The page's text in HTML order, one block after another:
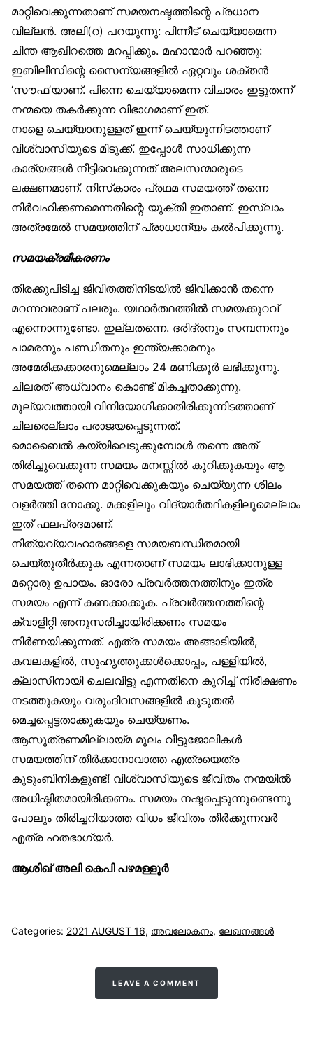
മാറ്റിവെക്കുന്നതാണ് സമയനഷ്ടത്തിന്റെ പ്രധാന
വില്ലൻ. അലി(റ) പറയുന്നു: പിന്നീട് ചെയ്യാമെന്ന
ചിന്ത ആഖിറത്തെ മറപ്പിക്കും. മഹാന്മാർ പറഞ്ഞു:
ഇബിലീസിന്റെ സൈന്യങ്ങളിൽ ഏറ്റവും ശക്തൻ
‘സൗഫ’യാണ്. പിന്നെ ചെയ്യാമെന്ന വിചാരം ഇട്ടുതന്ന്
നന്മയെ തകർക്കുന്ന വിഭാഗമാണ് ഇത്.
നാളെ ചെയ്യാനുള്ളത് ഇന്ന് ചെയ്യുന്നിടത്താണ്
വിശ്വാസിയുടെ മിടുക്ക്. ഇപ്പോൾ സാധിക്കുന്ന
കാര്യങ്ങൾ നീട്ടിവെക്കുന്നത് അലസന്മാരുടെ
ലക്ഷണമാണ്. നിസ്‌കാരം പ്രഥമ സമയത്ത് തന്നെ
നിർവഹിക്കണമെന്നതിന്റെ യുക്തി ഇതാണ്. ഇസ്‌ലാം
അത്രമേൽ സമയത്തിന് പ്രാധാന്യം കൽപിക്കുന്നു.
സമയക്രമീകരണം
തിരക്കുപിടിച്ച ജീവിതത്തിനിടയിൽ ജീവിക്കാൻ തന്നെ
മറന്നവരാണ് പലരും. യഥാർത്ഥത്തിൽ സമയക്കുറവ്
എന്നൊന്നുണ്ടോ. ഇല്ലതന്നെ. ദരിദ്രനും സമ്പന്നനും
പാമരനും പണ്ഡിതനും ഇന്ത്യക്കാരനും
അമേരിക്കക്കാരനുമെല്ലാം 24 മണിക്കൂർ ലഭിക്കുന്നു.
ചിലരത് അധ്വാനം കൊണ്ട് മികച്ചതാക്കുന്നു.
മൂല്യവത്തായി വിനിയോഗിക്കാതിരിക്കുന്നിടത്താണ്
ചിലരെല്ലാം പരാജയപ്പെടുന്നത്.
മൊബൈൽ കയ്യിലെടുക്കുമ്പോൾ തന്നെ അത്
തിരിച്ചുവെക്കുന്ന സമയം മനസ്സിൽ കുറിക്കുകയും ആ
സമയത്ത് തന്നെ മാറ്റിവെക്കുകയും ചെയ്യുന്ന ശീലം
വളർത്തി നോക്കൂ. മക്കളിലും വിദ്യാർത്ഥികളിലുമെല്ലാം
ഇത് ഫലപ്രദമാണ്.
നിത്യവ്യവഹാരങ്ങളെ സമയബന്ധിതമായി
ചെയ്തുതീർക്കുക എന്നതാണ് സമയം ലാഭിക്കാനുള്ള
മറ്റൊരു ഉപായം. ഓരോ പ്രവർത്തനത്തിനും ഇത്ര
സമയം എന്ന് കണക്കാക്കുക. പ്രവർത്തനത്തിന്റെ
ക്വാളിറ്റി അനുസരിച്ചായിരിക്കണം സമയം
നിർണയിക്കുന്നത്. എത്ര സമയം അങ്ങാടിയിൽ,
കവലകളിൽ, സുഹൃത്തുക്കൾക്കൊപ്പം, പള്ളിയിൽ,
ക്ലാസിനായി ചെലവിട്ടു എന്നതിനെ കുറിച്ച് നിരീക്ഷണം
നടത്തുകയും വരുംദിവസങ്ങളിൽ കൂടുതൽ
മെച്ചപ്പെട്ടതാക്കുകയും ചെയ്യണം.
ആസൂത്രണമില്ലായ്മ മൂലം വീട്ടുജോലികൾ
സമയത്തിന് തീർക്കാനാവാത്ത എത്രയെത്ര
കുടുംബിനികളുണ്ട്! വിശ്വാസിയുടെ ജീവിതം നന്മയിൽ
അധിഷ്ഠിതമായിരിക്കണം. സമയം നഷ്ടപ്പെടുന്നുണ്ടെന്നു
പോലും തിരിച്ചറിയാത്ത വിധം ജീവിതം തീർക്കുന്നവർ
എത്ര ഹതഭാഗ്യർ.
ആശിഖ് അലി കെപി പഴമള്ളൂർ
Categories: 2021 AUGUST 16, അവലോകനം, ലേഖനങ്ങള്‍
LEAVE A COMMENT